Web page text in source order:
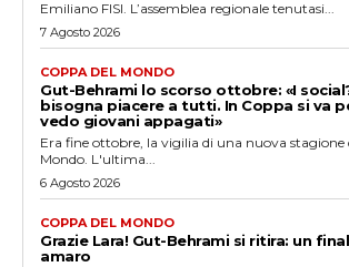
Emiliano FISI. L’assemblea regionale tenutasi...
7 Agosto 2026
COPPA DEL MONDO
Gut-Behrami lo scorso ottobre: «I
bisogna piacere a tutti. In Coppa si va
vedo giovani appagati»
Era fine ottobre, la vigilia di una nuova stagione
Mondo. L'ultima...
6 Agosto 2026
COPPA DEL MONDO
Grazie Lara! Gut-Behrami si ritira: un
amaro